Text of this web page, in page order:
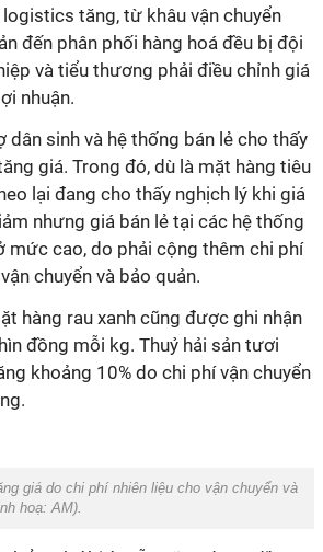
tăng, từ khâu vận chuyển
đến phân phối hàng hoá đều bị đội
và tiểu thương phải điều chỉnh giá
nhuận.
dân sinh và hệ thống bán lẻ cho thấy
giá. Trong đó, dù là mặt hàng tiêu
lại đang cho thấy nghịch lý khi giá
nhưng giá bán lẻ tại các hệ thống
mức cao, do phải cộng thêm chi phí
chuyển và bảo quản.
hàng rau xanh cũng được ghi nhận
đồng mỗi kg. Thuỷ hải sản tươi
khoảng 10% do chi phí vận chuyển
giá do chi phí nhiên liệu cho vận chuyển và
hoạ:AM).